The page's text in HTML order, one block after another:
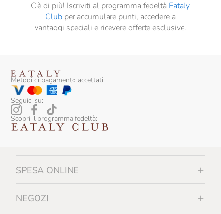
C’è di più! Iscriviti al programma fedeltà Eataly
Clubper accumulare punti, accedere a
vantaggi speciali e ricevere offerte esclusive.
Metodi di pagamento accettati:
Seguici su:
Scopri il programma fedeltà:
SPESA ONLINE
NEGOZI